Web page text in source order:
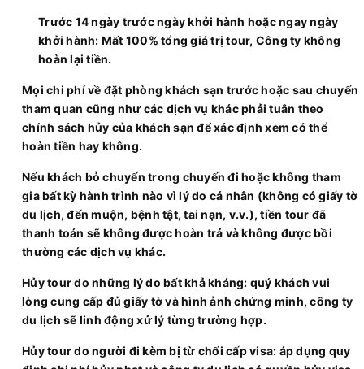
Trước 14 ngày trước ngày khởi hành hoặc ngay ngày
khởi hành: Mất 100% tổng giá trị tour, Công ty không
hoàn lại tiền.
Mọi chi phí về đặt phòng khách sạn trước hoặc sau chuyến
tham quan cũng như các dịch vụ khác phải tuân theo
chính sách hủy của khách sạn để xác định xem có thể
hoàn tiền hay không.
Nếu khách bỏ chuyến trong chuyến đi hoặc không tham
gia bất kỳ hành trình nào vì lý do cá nhân (không có giấy tờ
du lịch, đến muộn, bệnh tật, tai nạn, v.v.), tiền tour đã
thanh toán sẽ không được hoàn trả và không được bồi
thường các dịch vụ khác.
Hủy tour do những lý do bất khả kháng: quý khách vui
lòng cung cấp đủ giấy tờ và hình ảnh chứng minh, công ty
du lịch sẽ linh động xử lý từng trường hợp.
Hủy tour do người đi kèm bị từ chối cấp visa: áp dụng quy